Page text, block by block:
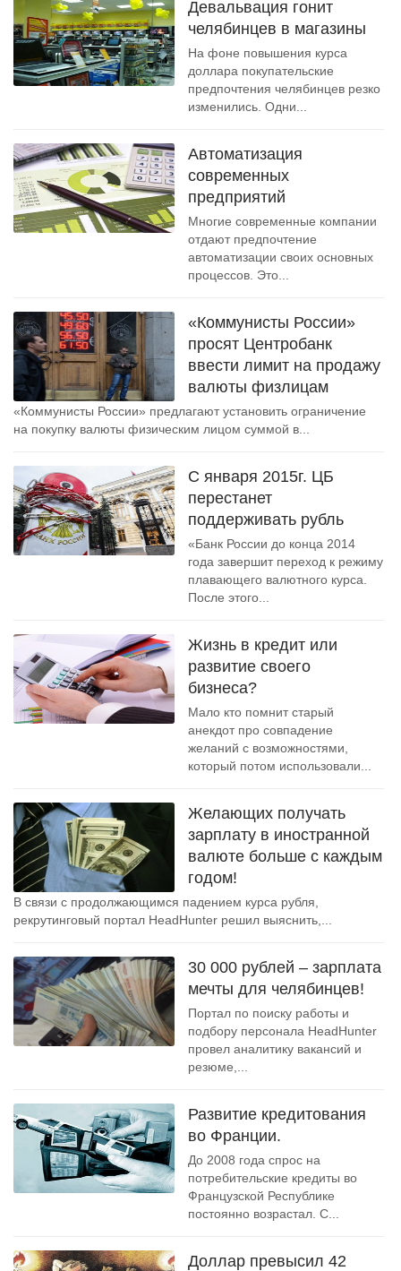
Девальвация гонит
челябинцев в магазины
На фоне повышения курса
доллара покупательские
предпочтения челябинцев резко
изменились. Одни...
Автоматизация
современных
предприятий
Многие современные компании
отдают предпочтение
автоматизации своих основных
процессов. Это...
«Коммунисты России»
просят Центробанк
ввести лимит на продажу
валюты физлицам
«Коммунисты России» предлагают установить ограничение
на покупку валюты физическим лицом суммой в...
С января 2015г. ЦБ
перестанет
поддерживать рубль
«Банк России до конца 2014
года завершит переход к режиму
плавающего валютного курса.
После этого...
Жизнь в кредит или
развитие своего
бизнеса?
Мало кто помнит старый
анекдот про совпадение
желаний с возможностями,
который потом использовали...
Желающих получать
зарплату в иностранной
валюте больше с каждым
годом!
В связи с продолжающимся падением курса рубля,
рекрутинговый портал HeadHunter решил выяснить,...
30 000 рублей – зарплата
мечты для челябинцев!
Портал по поиску работы и
подбору персонала HeadHunter
провел аналитику вакансий и
резюме,...
Развитие кредитования
во Франции.
До 2008 года спрос на
потребительские кредиты во
Французской Республике
постоянно возрастал. С...
Доллар превысил 42